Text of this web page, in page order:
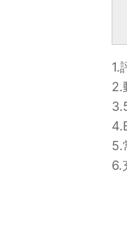
1.
2.
5.
6.